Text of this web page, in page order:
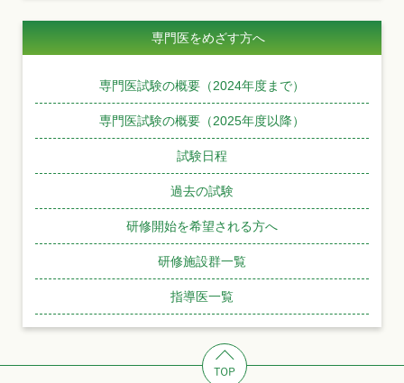
専門医をめざす方へ
専門医試験の概要（2024年度まで）
専門医試験の概要（2025年度以降）
試験日程
過去の試験
研修開始を希望される方へ
研修施設群一覧
指導医一覧